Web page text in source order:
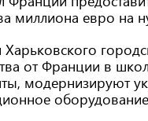
миллиона евро на
от Франции в
модернизируют